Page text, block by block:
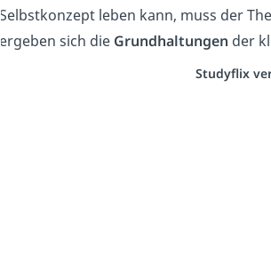
Selbstkonzept leben kann, muss der
ergeben sich die Grundhaltungen der
Studyflix